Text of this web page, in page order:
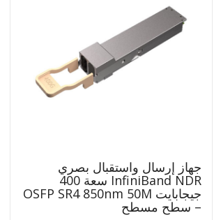
جهاز إرسال واستقبال بصري
InfiniBand NDR سعة 400
جيجابايت OSFP SR4 850nm 50M
– سطح مسطح